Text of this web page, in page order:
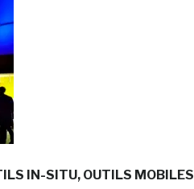
IN-SITU OUTILS MOBILES